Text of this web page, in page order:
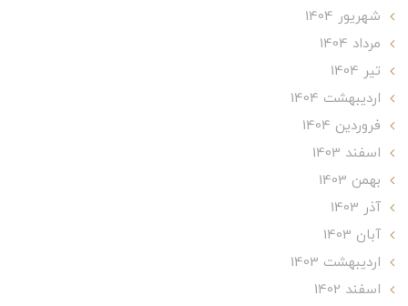
شهریور 1404
مرداد 1404
تير 1404
ارديبهشت 1404
فروردین 1404
اسفند 1403
بهمن 1403
آذر 1403
آبان 1403
ارديبهشت 1403
اسفند 1402